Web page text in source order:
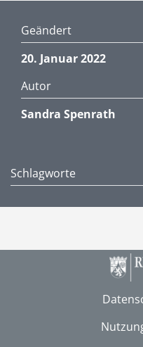
Geändert
20. Januar 2022
Autor
Sandra Spenrath
Schlagworte